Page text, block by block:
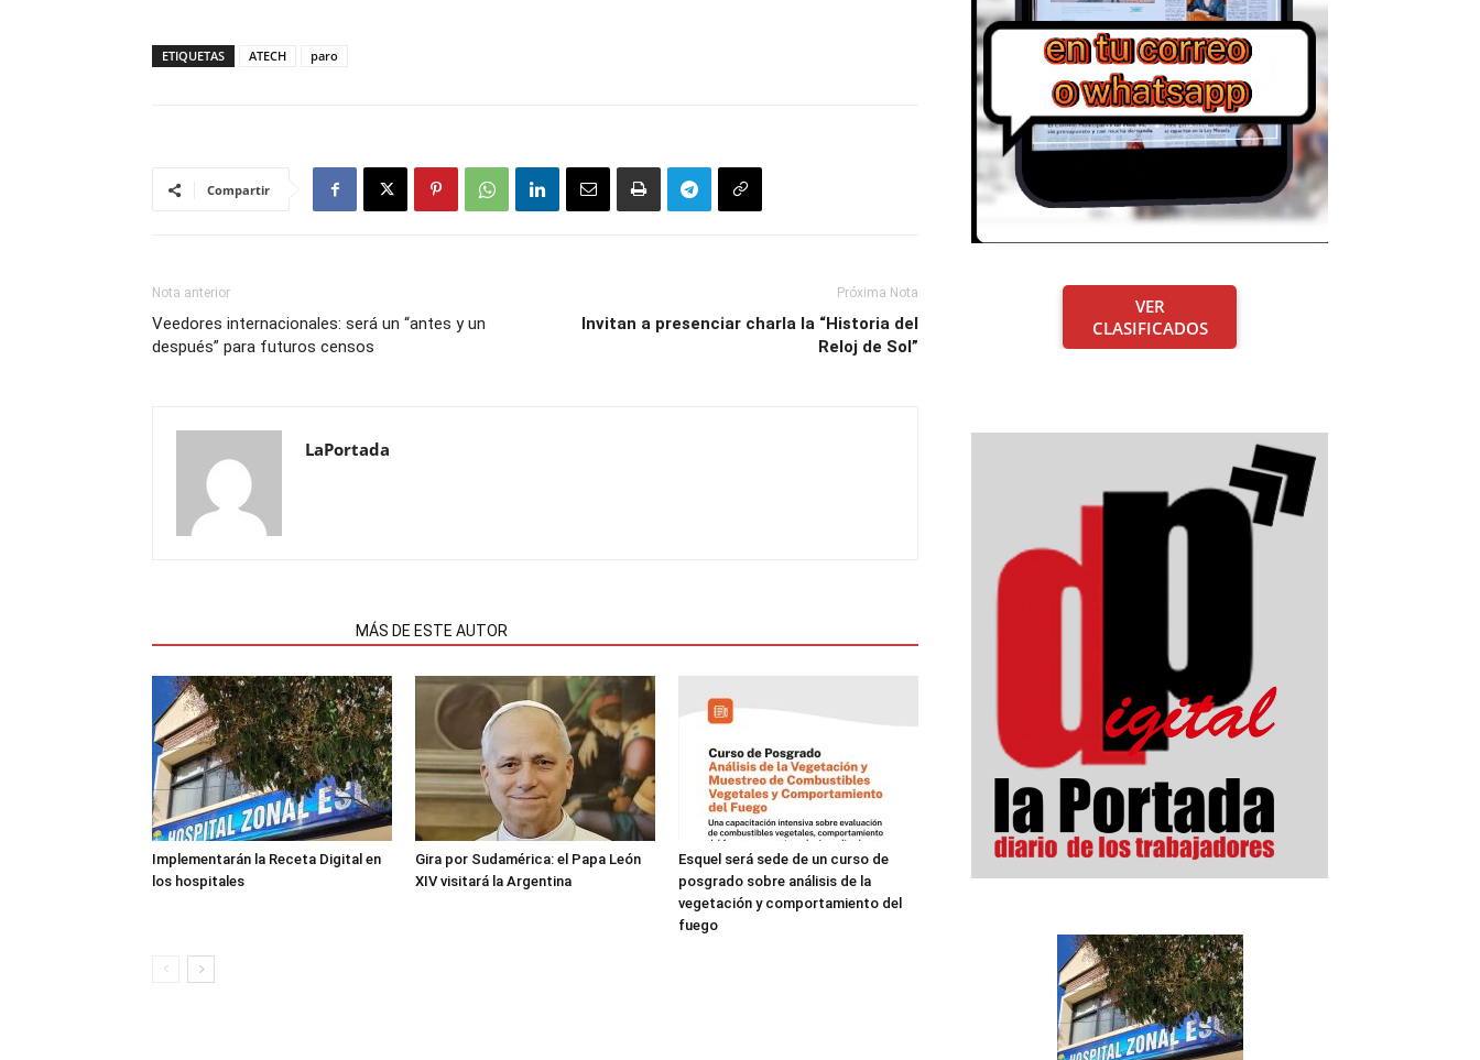
ETIQUETAS ATECH paro
Compartir
Nota anterior
Veedores internacionales: será un “antes y un
después” para futuros censos
Próxima Nota
Invitan a presenciar charla la “Historia del
Reloj de Sol”
LaPortada
MÁS DE ESTE AUTOR
Implementarán la Receta Digital en
los hospitales
Gira por Sudamérica: el Papa León
XIV visitará la Argentina
Esquel será sede de un curso de
posgrado sobre análisis de la
vegetación y comportamiento del
fuego
VER
CLASIFICADOS